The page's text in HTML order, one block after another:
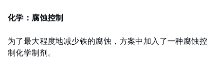
化学：腐蚀控制
为了最大程度地减少铁的腐蚀，方案中加入了一种腐蚀控
制化学制剂。